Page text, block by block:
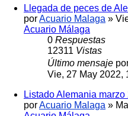
Llegada de peces de
porAcuario Malaga »
Acuario Málaga
0 Respuestas
12311 Vistas
Último mensaje
Vie, 27 May 2022,
Listado Alemania marzo
porAcuario Malaga »